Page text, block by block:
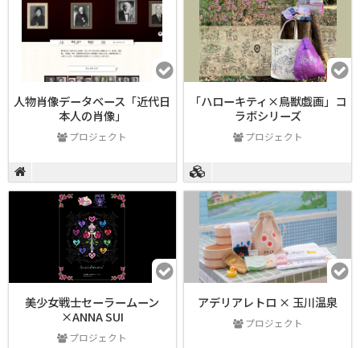
人物肖像データベース「近代日
本人の肖像」
プロジェクト
「ハローキティ×鳥獣戯画」コ
ラボシリーズ
プロジェクト
美少女戦士セーラームーン
×ANNA SUI
プロジェクト
アデリアレトロ × 玉川温泉
プロジェクト